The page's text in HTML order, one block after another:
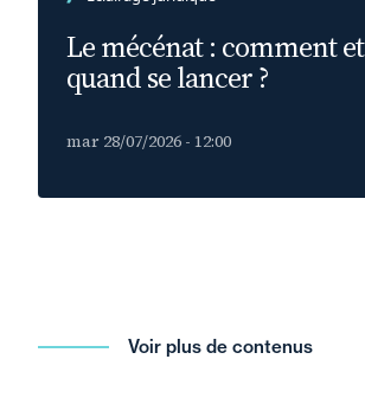
Le mécénat : comment et
quand se lancer ?
mar 28/07/2026 - 12:00
Voir plus de contenus